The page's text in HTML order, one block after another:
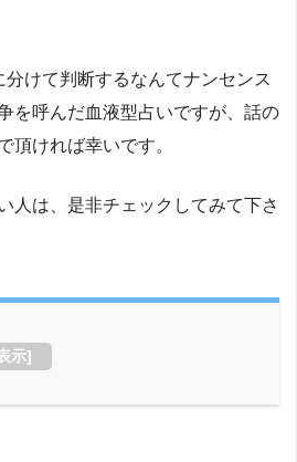
分けて判断するなんてナンセンス
を呼んだ血液型占いですが、話の
頂ければ幸いです。
人は、是非チェックしてみて下さ
示]